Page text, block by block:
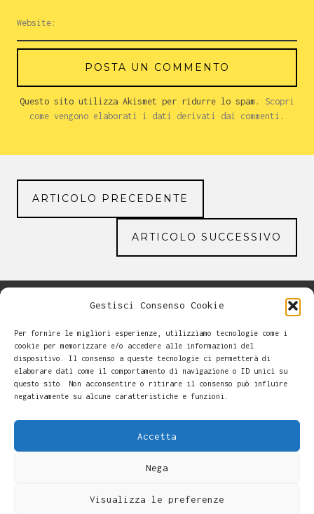
Gestisci Consenso Cookie
Per fornire le migliori esperienze, utilizziamo tecnologie come i
cookie per memorizzare e/o accedere alle informazioni del
dispositivo. Il consenso a queste tecnologie ci permetterà di
elaborare dati come il comportamento di navigazione o ID unici su
questo sito. Non acconsentire o ritirare il consenso può influire
negativamente su alcune caratteristiche e funzioni.
Accetta
Nega
Visualizza le preferenze
Questo sito utilizza Akismet per ridurre lo spam. Scopri
come vengono elaborati i dati derivati dai commenti .
ARTICOLO PRECEDENTE
ARTICOLO SUCCESSIVO